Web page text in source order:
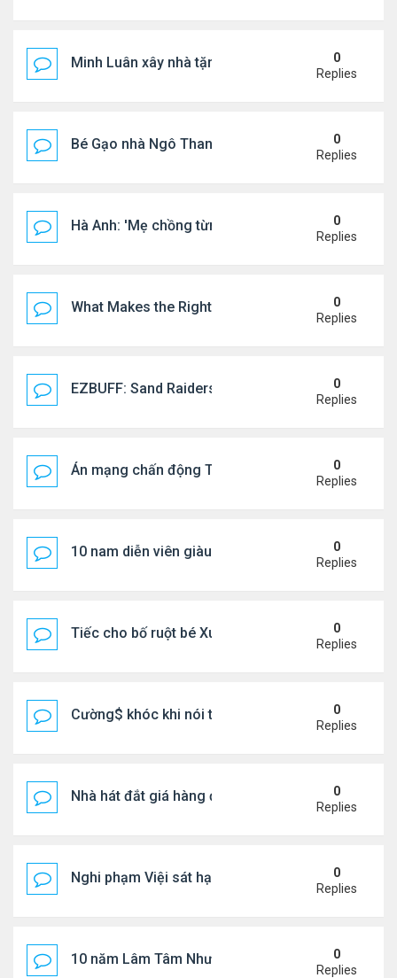
Minh Luân xây nhà tặng cha mẹ
0
Replies
Bé Gạo nhà Ngô Thanh Vân dễ thương trong tiệc
0
Replies
Hà Anh: 'Mẹ chồng từng ngạc nhiên vì tôi luôn trả
0
Replies
What Makes the Right Retail POS Matter?0
Replies
EZBUFF: Sand Raiders of Sophie Farming
0
Replies
Án mạng chấn động Thái lan: hai chị em người
0
Replies
10 nam diễn viên giàu nhất Trung Quốc 2026
0
Replies
Tiếc cho bố ruột bé Xuân Mai ở Mỹ
0
Replies
Cường$ khóc khi nói thật về hôn nhân
0
Replies
Nhà hát đắt giá hàng đầu tg ở VN
0
Replies
Nghi phạm Việi sát hại cụ bà 91 tuổi, phi tang xác
0
Replies
10 năm Lâm Tâm Như - Hoắc Kiến Hoa
0
Replies